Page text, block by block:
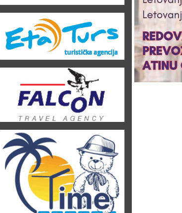
Firme Beograd
Magacin Lagerovanje